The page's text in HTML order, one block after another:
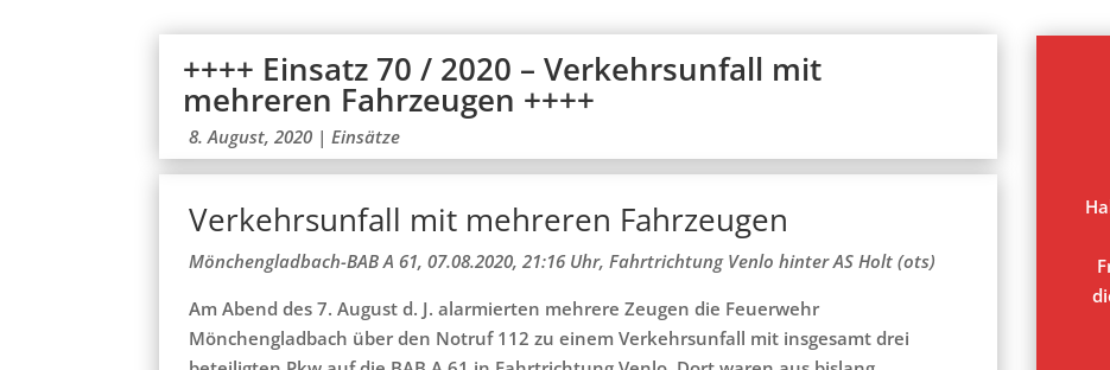
++++ Einsatz 70 / 2020 – Verkehrsunfall mit
mehreren Fahrzeugen ++++
8. August, 2020 |Einsätze
Verkehrsunfall mit mehreren Fahrzeugen
Mönchengladbach-BAB A 61, 07.08.2020, 21:16 Uhr, Fahrtrichtung Venlo hinter AS Holt (ots)
Am Abend des 7. August d. J. alarmierten mehrere Zeugen die Feuerwehr
Mönchengladbach über den Notruf 112 zu einem Verkehrsunfall mit insgesamt drei